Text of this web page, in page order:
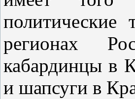
регионах
кабардинцы в
и шапсуги в